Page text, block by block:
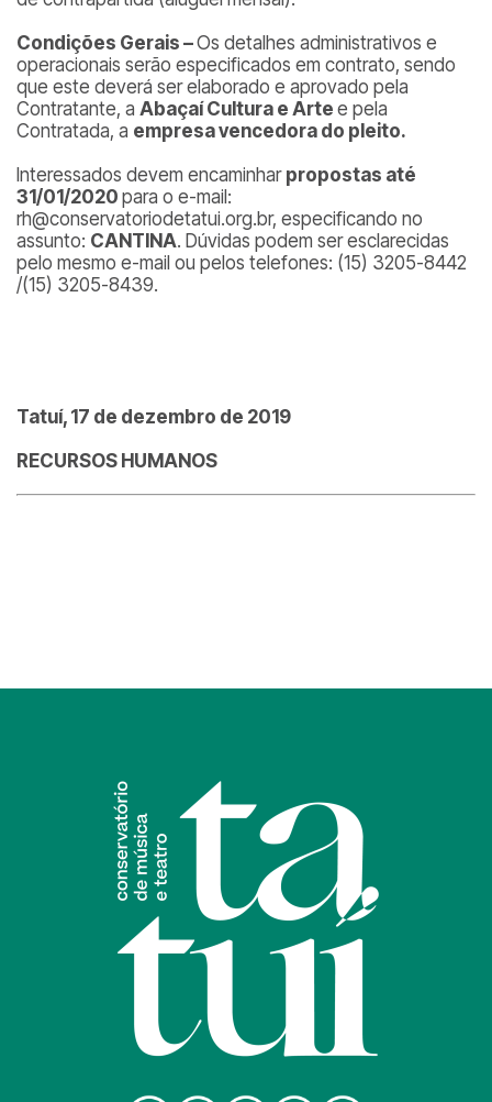
Condições Gerais –Os detalhes administrativos e
operacionais serão especificados em contrato, sendo
que este deverá ser elaborado e aprovado pela
Contratante, a Abaçaí Cultura e Arte e pela
Contratada, a empresa vencedora do pleito.
Interessados devem encaminhar propostas até
31/01/2020 para o e-mail:
rh@conservatoriodetatui.org.br, especificando no
assunto: CANTINA. Dúvidas podem ser esclarecidas
pelo mesmo e-mail ou pelos telefones: (15) 3205-8442
/(15) 3205-8439.
Tatuí, 17 de dezembro de 2019
RECURSOS HUMANOS